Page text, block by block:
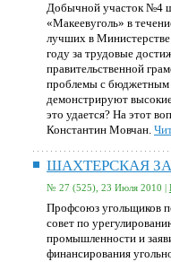
Добычной участок №4
«Макеевуголь» в
лучших в
году за трудовые
правительственной
проблемы с бюджетным
демонстрируют
это удается? На этот
Константин Мовчан.
ШАХТЕРСКАЯ
№ 27 (525), 23 Июля 2010 |
Профсоюз угольщиков
совет по
промышленности и
финансирования